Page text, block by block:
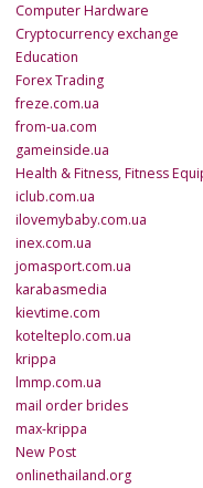
Computer Hardware
Cryptocurrency exchange
Education
Forex Trading
freze.com.ua
from-ua.com
gameinside.ua
Health & Fitness, Fitness
iclub.com.ua
ilovemybaby.com.ua
inex.com.ua
jomasport.com.ua
karabasmedia
kievtime.com
kotelteplo.com.ua
krippa
lmmp.com.ua
mail order brides
max-krippa
New Post
onlinethailand.org